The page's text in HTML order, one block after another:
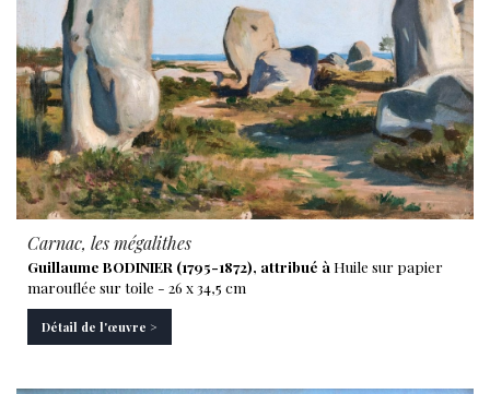
Carnac, les mégalithes
Guillaume BODINIER (1795-1872), attribué à Huile sur papier
marouflée sur toile - 26 x 34,5 cm
Détail de l'œuvre >